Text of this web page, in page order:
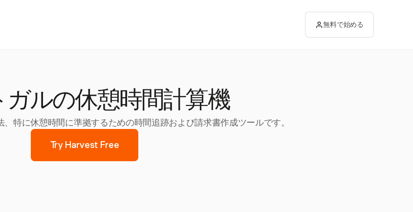
無料で始める
ガルの休憩時間計算機
特に休憩時間に準拠するための時間追跡および請求書作成ツールです。
Try Harvest Free